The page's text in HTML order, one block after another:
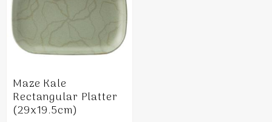
Maze Kale
Rectangular Platter
(29x19.5cm)